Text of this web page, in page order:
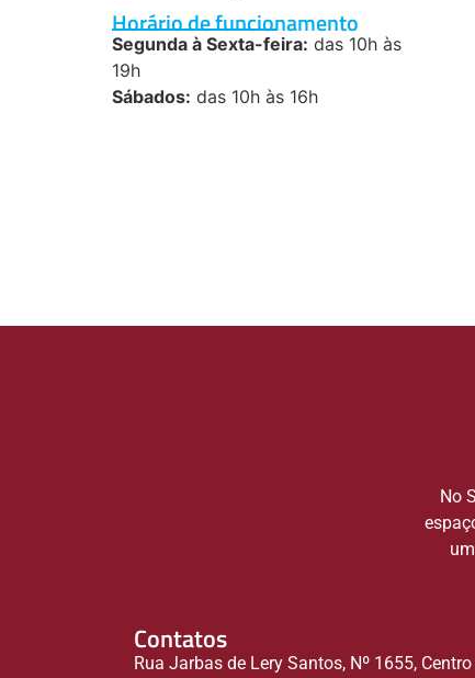
Horário de funcionamento
Segunda à Sexta-feira: das 10h às
19h
Sábados: das 10h às 16h
No
Contatos
Rua Jarbas de Lery Santos, Nº 1655,